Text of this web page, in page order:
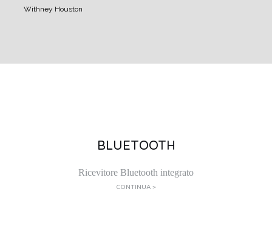
Withney Houston
BLUETOOTH
Ricevitore Bluetooth integrato
CONTINUA >